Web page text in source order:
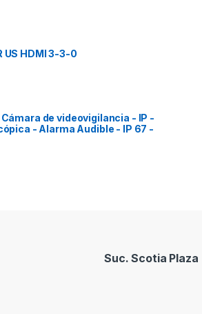
US HDMI 3-3-0
de videovigilancia - IP -
- Alarma Audible - IP 67 -
Suc. Scotia Plaza